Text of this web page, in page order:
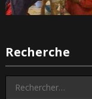
Recherche
Rechercher :